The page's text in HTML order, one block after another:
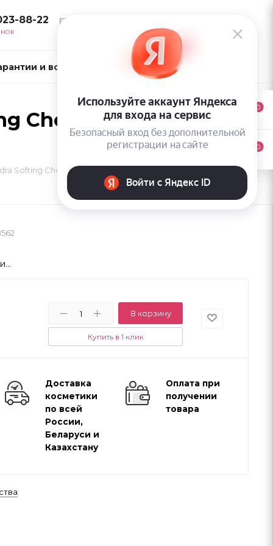
88-22
и возврат Контакты
Chocolate Chestnut
Softing Chocolate Chestnut - Шоколадный шатен
В корзину
Купить в 1 клик
Доставка
косметики
по всей
России,
Беларуси и
Казахстану
Оплата при
получении
товара
0
0